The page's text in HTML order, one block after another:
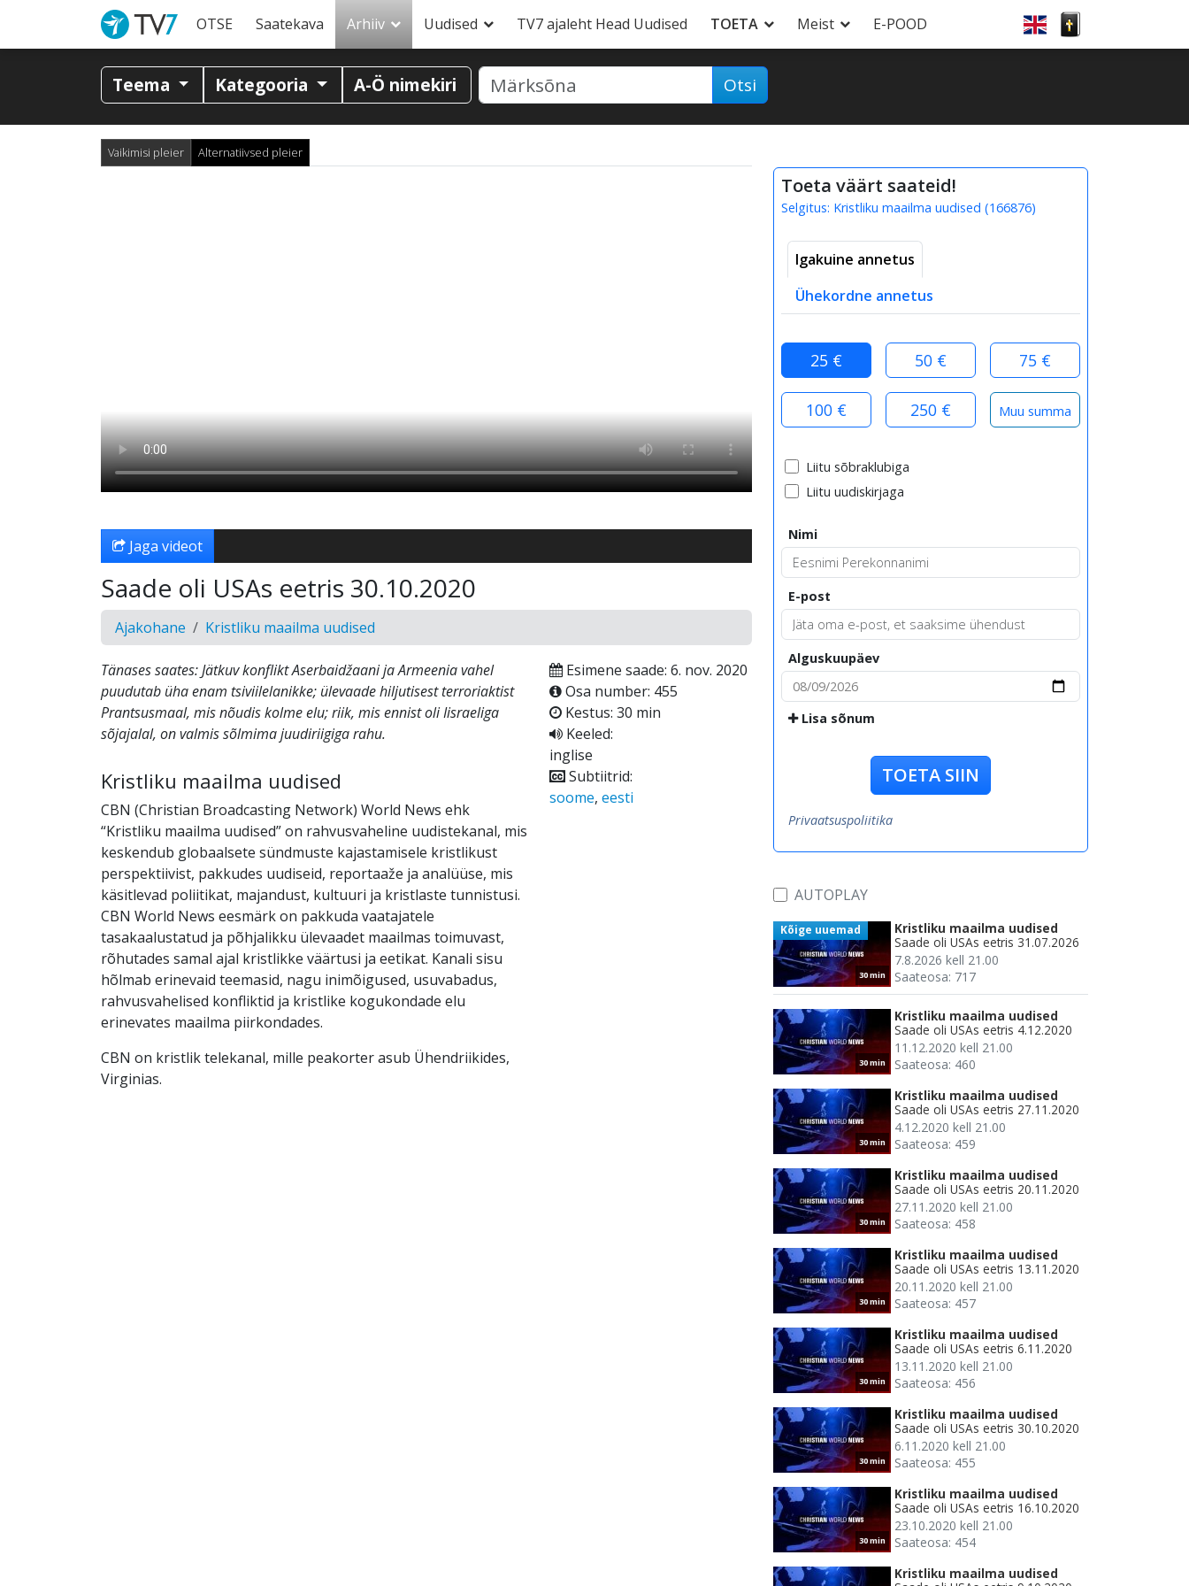
OTSE Saatekava Arhiiv Uudised TV7 ajaleht Head Uudised TOETA Meist E-POOD
Teema Kategooria A-Ö nimekiri Otsi
Vaikimisi pleier Alternatiivsed pleier
Jaga videot
Saade oli USAs eetris 30.10.2020
Ajakohane Kristliku maailma uudised
Tänases saates: Jätkuv konflikt Aserbaidžaani ja Armeenia vahel
puudutab üha enam tsiviilelanikke; ülevaade hiljutisest terroriaktist
Prantsusmaal, mis nõudis kolme elu; riik, mis ennist oli Iisraeliga
sõjajalal, on valmis sõlmima juudiriigiga rahu.
Kristliku maailma uudised
CBN (Christian Broadcasting Network) World News ehk
“Kristliku maailma uudised” on rahvusvaheline uudistekanal, mis
keskendub globaalsete sündmuste kajastamisele kristlikust
perspektiivist, pakkudes uudiseid, reportaaže ja analüüse, mis
käsitlevad poliitikat, majandust, kultuuri ja kristlaste tunnistusi.
CBN World News eesmärk on pakkuda vaatajatele
tasakaalustatud ja põhjalikku ülevaadet maailmas toimuvast,
rõhutades samal ajal kristlikke väärtusi ja eetikat. Kanali sisu
hõlmab erinevaid teemasid, nagu inimõigused, usuvabadus,
rahvusvahelised konfliktid ja kristlike kogukondade elu
erinevates maailma piirkondades.
CBN on kristlik telekanal, mille peakorter asub Ühendriikides,
Virginias.
Esimene saade: 6. nov. 2020
Osa number: 455
Kestus: 30 min
Keeled:
inglise
Subtiitrid:
soome, eesti
Toeta väärt saateid!
Selgitus: Kristliku maailma uudised (166876)
Igakuine annetus
Ühekordne annetus
25 € 50 € 75 €
100 € 250 €
Liitu sõbraklubiga
Liitu uudiskirjaga
Nimi
E-post
Alguskuupäev
Lisa sõnum
TOETA SIIN
Privaatsuspoliitika
AUTOPLAY
30 min
Kõige uuemad
Kristliku maailma uudised
Saade oli USAs eetris 31.07.2026
7.8.2026 kell 21.00
Saateosa: 717
30 min
Kristliku maailma uudised
Saade oli USAs eetris 4.12.2020
11.12.2020 kell 21.00
Saateosa: 460
30 min
Kristliku maailma uudised
Saade oli USAs eetris 27.11.2020
4.12.2020 kell 21.00
Saateosa: 459
30 min
Kristliku maailma uudised
Saade oli USAs eetris 20.11.2020
27.11.2020 kell 21.00
Saateosa: 458
30 min
Kristliku maailma uudised
Saade oli USAs eetris 13.11.2020
20.11.2020 kell 21.00
Saateosa: 457
30 min
Kristliku maailma uudised
Saade oli USAs eetris 6.11.2020
13.11.2020 kell 21.00
Saateosa: 456
30 min
Kristliku maailma uudised
Saade oli USAs eetris 30.10.2020
6.11.2020 kell 21.00
Saateosa: 455
30 min
Kristliku maailma uudised
Saade oli USAs eetris 16.10.2020
23.10.2020 kell 21.00
Saateosa: 454
Kristliku maailma uudised